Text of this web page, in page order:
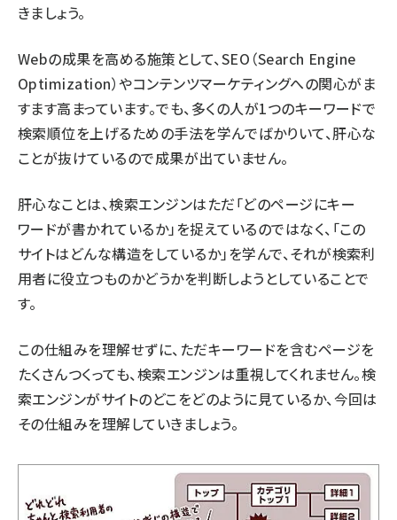
きましょう。
Webの成果を高める施策として、SEO（Search Engine
Optimization）やコンテンツマーケティングへの関心がま
すます高まっています。でも、多くの人が1つのキーワードで
検索順位を上げるための手法を学んでばかりいて、肝心な
ことが抜けているので成果が出ていません。
肝心なことは、検索エンジンはただ「どのページにキー
ワードが書かれているか」を捉えているのではなく、「この
サイトはどんな構造をしているか」を学んで、それが検索利
用者に役立つものかどうかを判断しようとしていることで
す。
この仕組みを理解せずに、ただキーワードを含むページを
たくさんつくっても、検索エンジンは重視してくれません。検
索エンジンがサイトのどこをどのように見ているか、今回は
その仕組みを理解していきましょう。